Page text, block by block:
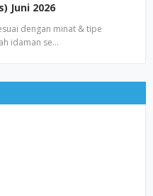
Juni 2026
dengan minat & tipe
idaman se…